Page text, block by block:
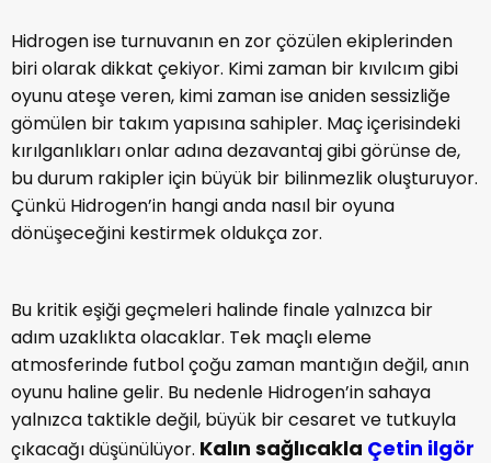
Hidrogen ise turnuvanın en zor çözülen ekiplerinden
biri olarak dikkat çekiyor. Kimi zaman bir kıvılcım gibi
oyunu ateşe veren, kimi zaman ise aniden sessizliğe
gömülen bir takım yapısına sahipler. Maç içerisindeki
kırılganlıkları onlar adına dezavantaj gibi görünse de,
bu durum rakipler için büyük bir bilinmezlik oluşturuyor.
Çünkü Hidrogen’in hangi anda nasıl bir oyuna
dönüşeceğini kestirmek oldukça zor.
Bu kritik eşiği geçmeleri halinde finale yalnızca bir
adım uzaklıkta olacaklar. Tek maçlı eleme
atmosferinde futbol çoğu zaman mantığın değil, anın
oyunu haline gelir. Bu nedenle Hidrogen’in sahaya
yalnızca taktikle değil, büyük bir cesaret ve tutkuyla
çıkacağı düşünülüyor. Kalın sağlıcakla Çetin ilgör